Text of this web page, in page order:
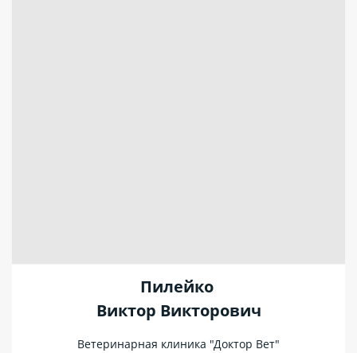
Пилейко
Виктор Викторович
Ветеринарная клиника "Доктор Вет"